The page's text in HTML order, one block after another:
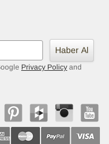
Haber Al
Privacy Policy and